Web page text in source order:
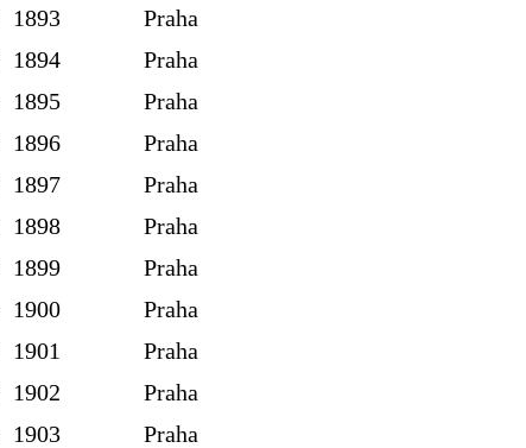
1893
Praha
1894
Praha
1895
Praha
1896
Praha
1897
Praha
1898
Praha
1899
Praha
1900
Praha
1901
Praha
1902
Praha
1903
Praha